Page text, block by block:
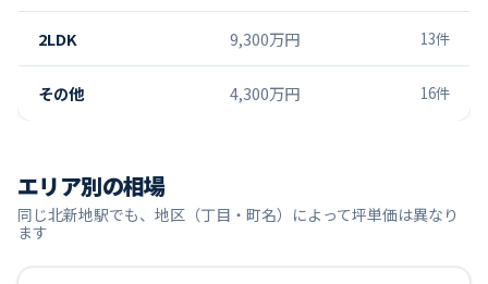
2LDK 9,300万円 13件
その他 4,300万円 16件
エリア別の相場
同じ北新地駅でも、地区（丁目・町名）によって坪単価は異なり
ます